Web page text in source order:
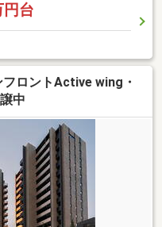
台
ロントActive wing・
中